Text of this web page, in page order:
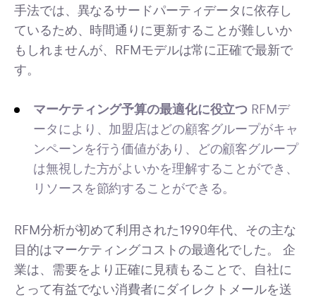
手法では、異なるサードパーティデータに依存し
ているため、時間通りに更新することが難しいか
もしれませんが、RFMモデルは常に正確で最新で
す。
マーケティング予算の最適化に役立つ RFMデ
ータにより、加盟店はどの顧客グループがキャ
ンペーンを行う価値があり、どの顧客グループ
は無視した方がよいかを理解することができ、
リソースを節約することができる。
RFM分析が初めて利用された1990年代、その主な
目的はマーケティングコストの最適化でした。 企
業は、需要をより正確に見積もることで、自社に
とって有益でない消費者にダイレクトメールを送